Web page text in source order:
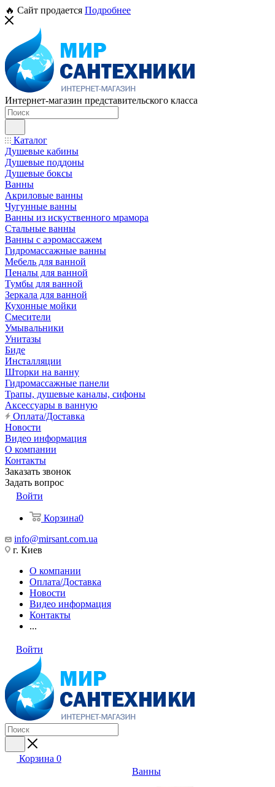
🔥 Сайт продается Подробнее
Интернет-магазин представительского класса
Каталог
Душевые кабины
Душевые поддоны
Душевые боксы
Ванны
Акриловые ванны
Чугунные ванны
Ванны из искуственного мрамора
Стальные ванны
Ванны с аэромассажем
Гидромассажные ванны
Мебель для ванной
Пеналы для ванной
Тумбы для ванной
Зеркала для ванной
Кухонные мойки
Смесители
Умывальники
Унитазы
Биде
Инсталляции
Шторки на ванну
Гидромассажные панели
Трапы, душевые каналы, сифоны
Аксессуары в ванную
Оплата/Доставка
Новости
Видео информация
О компании
Контакты
Заказать звонок
Задать вопрос
Войти
Корзина0
info@mirsant.com.ua
г. Киев
О компании
Оплата/Доставка
Новости
Видео информация
Контакты
...
Войти
Корзина 0
Ванны